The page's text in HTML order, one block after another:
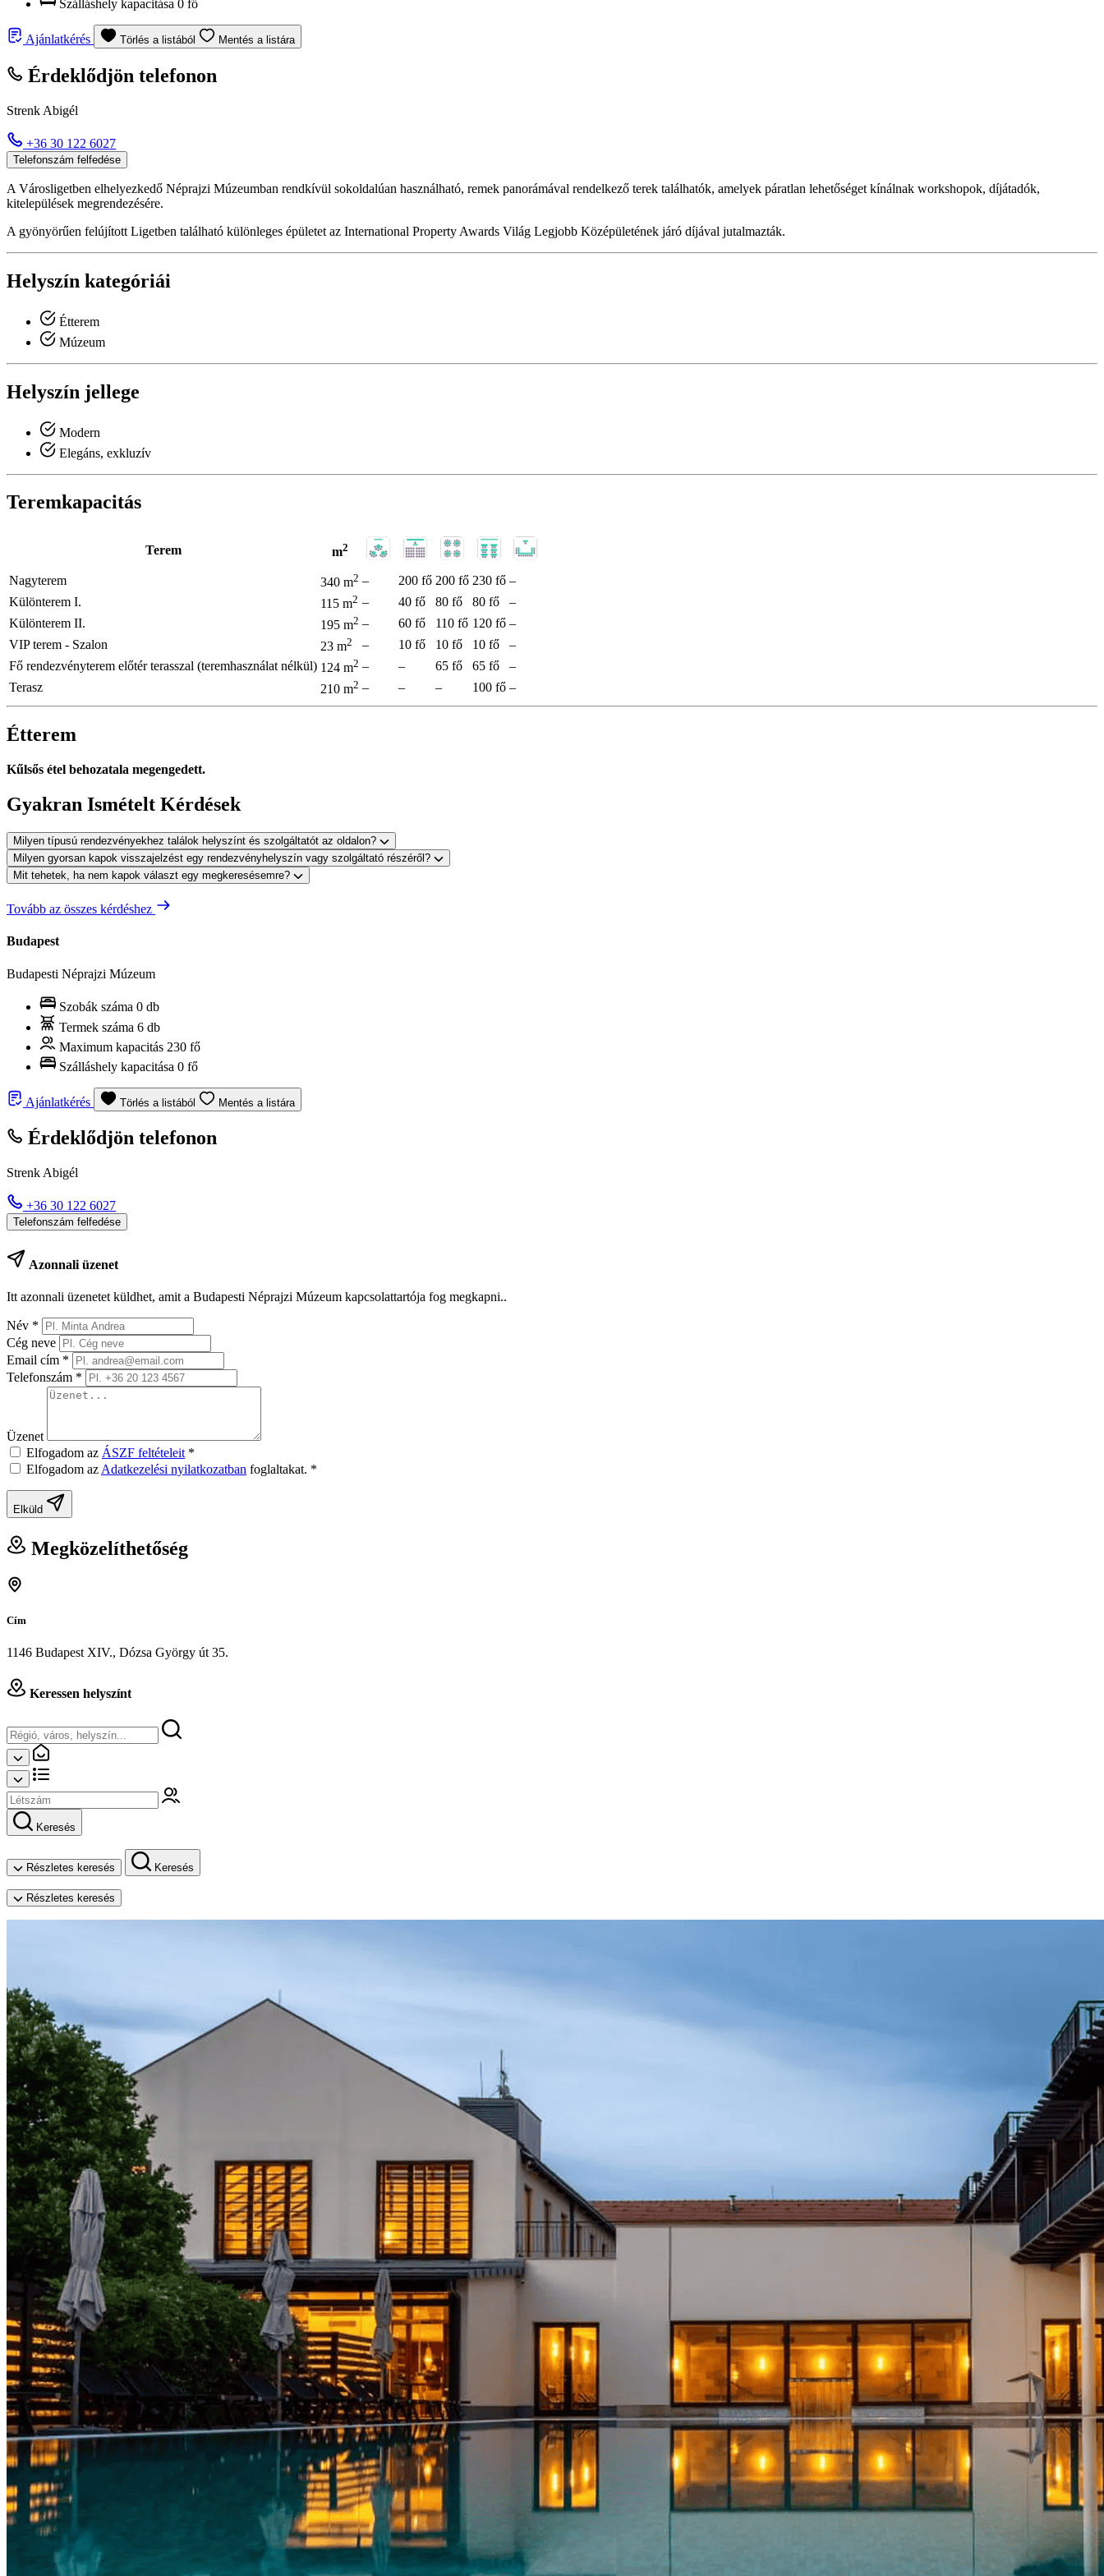
Szálláshely kapacitása 0 fő
Ajánlatkérés Törlés a listából Mentés a listára
Érdeklődjön telefonon
Strenk Abigél
+36 30 122 6027
Telefonszám felfedése
A Városligetben elhelyezkedő Néprajzi Múzeumban rendkívül sokoldalúan használható, remek panorámával rendelkező terek találhatók, amelyek páratlan lehetőséget kínálnak workshopok, díjátadók,
kitelepülések megrendezésére.
A gyönyörűen felújított Ligetben található különleges épületet az International Property Awards Világ Legjobb Középületének járó díjával jutalmazták.
Helyszín kategóriái
Étterem
Múzeum
Helyszín jellege
Modern
Elegáns, exkluzív
Teremkapacitás
Terem m2
Nagyterem 340 m2 – 200 fő 200 fő 230 fő –
Különterem I.
115 m2 – 40 fő 80 fő 80 fő
–
Különterem II.
195 m2 – 60 fő 110 fő 120 fő –
VIP terem - Szalon
23 m2 – 10 fő 10 fő 10 fő
–
Fő rendezvényterem előtér terasszal (teremhasználat nélkül) 124 m2 – – 65 fő 65 fő
–
Terasz
210 m2 – – – 100 fő –
Étterem
Kűlsős étel behozatala megengedett.
Gyakran Ismételt Kérdések
Milyen típusú rendezvényekhez találok helyszínt és szolgáltatót az oldalon?
Milyen gyorsan kapok visszajelzést egy rendezvényhelyszín vagy szolgáltató részéről?
Mit tehetek, ha nem kapok választ egy megkeresésemre?
Tovább az összes kérdéshez
Budapest
Budapesti Néprajzi Múzeum
Szobák száma 0 db
Termek száma 6 db
Maximum kapacitás 230 fő
Szálláshely kapacitása 0 fő
Ajánlatkérés Törlés a listából Mentés a listára
Érdeklődjön telefonon
Strenk Abigél
+36 30 122 6027
Telefonszám felfedése
Azonnali üzenet
Itt azonnali üzenetet küldhet, amit a Budapesti Néprajzi Múzeum kapcsolattartója fog megkapni..
Név *
Cég neve
Email cím *
Telefonszám *
Üzenet
Elfogadom az ÁSZF feltételeit *
Elfogadom az Adatkezelési nyilatkozatban foglaltakat. *
Elküld
Megközelíthetőség
Cím
1146 Budapest XIV., Dózsa György út 35.
Keressen helyszínt
Keresés
Részletes keresés Keresés
Részletes keresés